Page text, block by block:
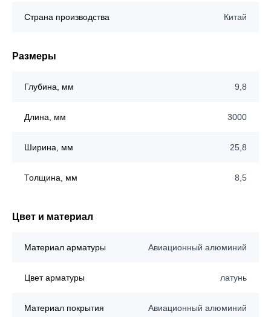
Страна производства Китай
Размеры
Глубина, мм 9,8
Длина, мм 3000
Ширина, мм 25,8
Толщина, мм 8,5
Цвет и материал
Материал арматуры Авиационный алюминий
Цвет арматуры латунь
Материал покрытия Авиационный алюминий